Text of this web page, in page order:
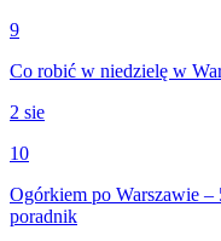
9
Co robić w niedzielę w
2 sie
10
Ogórkiem po Warszawie
poradnik